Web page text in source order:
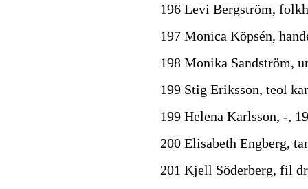
196 Levi Bergström,
197 Monica Köpsén,
198 Monika Sandström,
199 Stig Eriksson, teol
199 Helena Karlsson, -,
200 Elisabeth Engberg,
201 Kjell Söderberg, fil